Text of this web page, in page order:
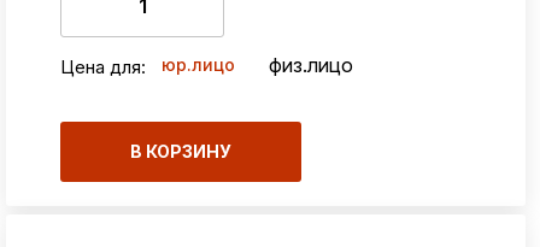
Цена для: юр.лицо физ.лицо
В КОРЗИНУ